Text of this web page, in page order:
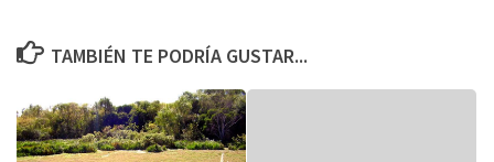
TAMBIÉN TE PODRÍA GUSTAR...